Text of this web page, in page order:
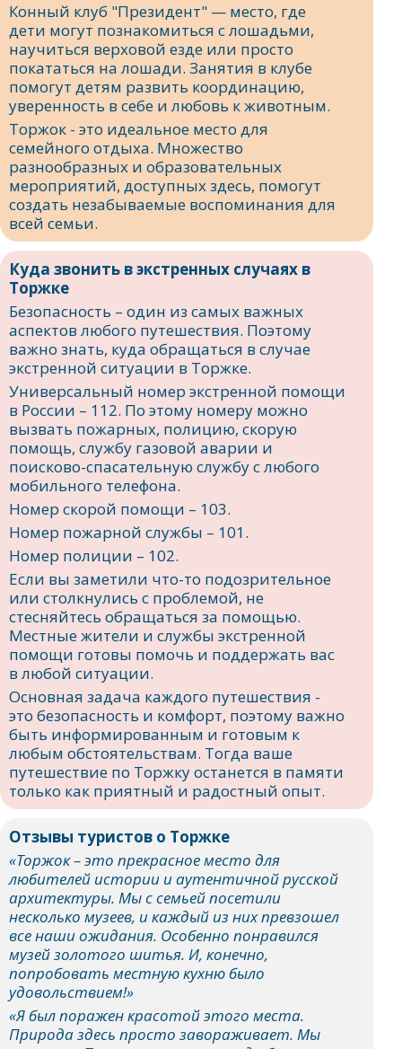
Конный клуб "Президент" — место, где
дети могут познакомиться с лошадьми,
научиться верховой езде или просто
покататься на лошади. Занятия в клубе
помогут детям развить координацию,
уверенность в себе и любовь к животным.
Торжок - это идеальное место для
семейного отдыха. Множество
разнообразных и образовательных
мероприятий, доступных здесь, помогут
создать незабываемые воспоминания для
всей семьи.
Куда звонить в экстренных случаях в
Торжке
Безопасность – один из самых важных
аспектов любого путешествия. Поэтому
важно знать, куда обращаться в случае
экстренной ситуации в Торжке.
Универсальный номер экстренной помощи
в России – 112. По этому номеру можно
вызвать пожарных, полицию, скорую
помощь, службу газовой аварии и
поисково-спасательную службу с любого
мобильного телефона.
Номер скорой помощи – 103.
Номер пожарной службы – 101.
Номер полиции – 102.
Если вы заметили что-то подозрительное
или столкнулись с проблемой, не
стесняйтесь обращаться за помощью.
Местные жители и службы экстренной
помощи готовы помочь и поддержать вас
в любой ситуации.
Основная задача каждого путешествия -
это безопасность и комфорт, поэтому важно
быть информированным и готовым к
любым обстоятельствам. Тогда ваше
путешествие по Торжку останется в памяти
только как приятный и радостный опыт.
Отзывы туристов о Торжке
«Торжок – это прекрасное место для
любителей истории и аутентичной русской
архитектуры. Мы с семьей посетили
несколько музеев, и каждый из них превзошел
все наши ожидания. Особенно понравился
музей золотого шитья. И, конечно,
попробовать местную кухню было
удовольствием!»
«Я был поражен красотой этого места.
Природа здесь просто завораживает. Мы